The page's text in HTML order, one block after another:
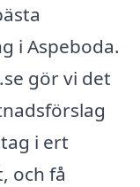
i Aspeboda.
gör vi det
i ert
och få